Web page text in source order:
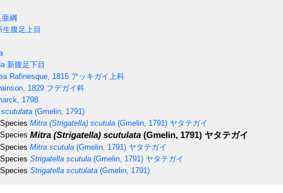
綱
腹足上目
新腹足下目
Rafinesque, 1815 アッキガイ上科
1829 フデガイ科
1798
(Gmelin, 1791)
Species Mitra (Strigatella) scutula (Gmelin, 1791) ヤタテガイ
Species Mitra (Strigatella) scutulata (Gmelin, 1791) ヤタテガイ
Species Mitra scutula (Gmelin, 1791) ヤタテガイ
Species Strigatella scutula (Gmelin, 1791) ヤタテガイ
Species Strigatella scutulata (Gmelin, 1791)